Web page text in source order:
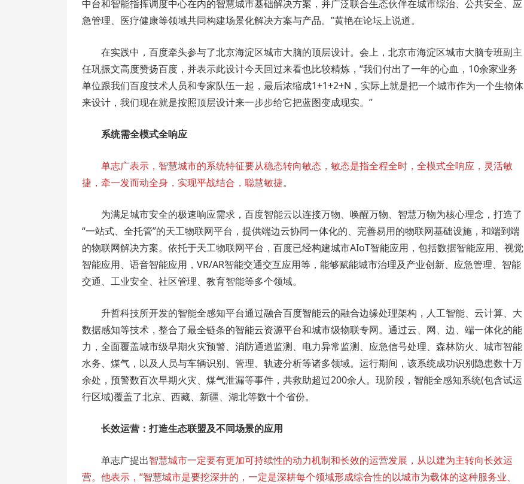
中台和智能指挥调度中心在内的智慧城市基础解决方案，并广泛联合生态伙伴在城市综治、公共安全、应
急管理、医疗健康等领域共同构建场景化解决方案与产品。”黄艳在论坛上说道。
在实践中，百度牵头参与了北京海淀区城市大脑的顶层设计。会上，北京市海淀区城市大脑专班副主
任巩振文高度赞扬百度，并表示此设计今天回过来看也比较精炼，“我们付出了一年的心血，10余家业务
单位跟我们百度技术人员和专家队伍一起，最后浓缩成1+1+2+N，实际上就是把一个城市作为一个生物体
来设计，我们现在就是按照顶层设计来一步步给它把蓝图变成现实。”
系统需全模式全响应
单志广表示，智慧城市的系统特征要从稳态转向敏态，敏态是指全程全时，全模式全响应，灵活敏
捷，牵一发而动全身，实现平战结合，聪慧敏捷。
为满足城市安全的极速响应需求，百度智能云以连接万物、唤醒万物、智慧万物为核心理念，打造了
“一站式、全托管”的天工物联网平台，提供端边云协同一体化的、完善易用的物联网基础设施，和端到端
的物联网解决方案。依托于天工物联网平台，百度已经构建城市AIoT智能应用，包括数据智能应用、视觉
智能应用、语音智能应用，VR/AR智能交通交互应用等，能够赋能城市治理及产业创新、应急管理、智能
交通、工业安全、社区管理、教育智能等多个领域。
升哲科技所开发的智能全感知平台通过融合百度智能云的融合边缘处理架构，人工智能、云计算、大
数据感知等技术，整合了最全链条的智能云资源平台和城市级物联专网。通过云、网、边、端一体化的能
力，全面覆盖城市级早期火灾预警、消防通道监测、电力异常监测、应急信号处理、森林防火、城市智能
水务、煤气，以及人员与车辆识别、管理、轨迹分析等诸多领域。运行期间，该系统成功识别隐患数十万
余处，预警数百次早期火灾、煤气泄漏等事件，共救助超过200余人。现阶段，智能全感知系统(包含试运
行区域)覆盖了北京、西藏、新疆、湖北等数十个省份。
长效运营：打造生态联盟及不同场景的应用
单志广提出智慧城市一定要有更加可持续性的动力机制和长效的运营发展，从以建为主转向长效运
营。他表示，“智慧城市是要挖深井的，一定是深耕每个领域形成综合性的以城市为载体的这种服务业、